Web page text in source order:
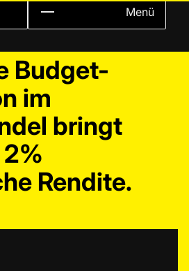
Menü
Budget-
im
bringt
Rendite.